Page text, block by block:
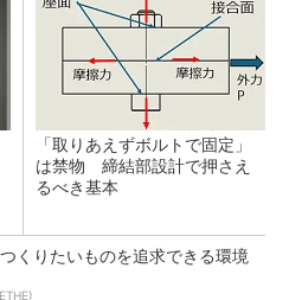
「取りあえずボルトで固定」
は禁物 締結部設計で押さえ
るべき基本
つくりたいものを追求できる環境